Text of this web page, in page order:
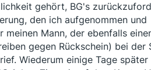
gehört, BG's
den ich aufgenommen und
Mann, der ebenfalls
gegen Rückschein) bei der
Wiederum einige Tage